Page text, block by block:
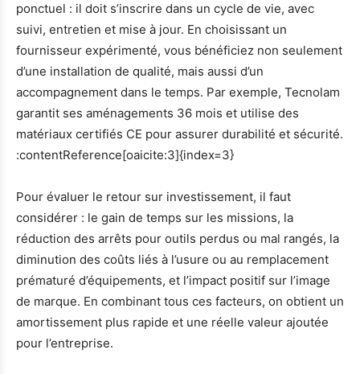
ponctuel : il doit s’inscrire dans un cycle de vie, avec
suivi, entretien et mise à jour. En choisissant un
fournisseur expérimenté, vous bénéficiez non seulement
d’une installation de qualité, mais aussi d’un
accompagnement dans le temps. Par exemple, Tecnolam
garantit ses aménagements 36 mois et utilise des
matériaux certifiés CE pour assurer durabilité et sécurité.
:contentReference[oaicite:3]{index=3}
Pour évaluer le retour sur investissement, il faut
considérer : le gain de temps sur les missions, la
réduction des arrêts pour outils perdus ou mal rangés, la
diminution des coûts liés à l’usure ou au remplacement
prématuré d’équipements, et l’impact positif sur l’image
de marque. En combinant tous ces facteurs, on obtient un
amortissement plus rapide et une réelle valeur ajoutée
pour l’entreprise.